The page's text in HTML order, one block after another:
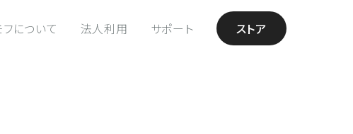
フについて 法人利用 サポート ストア